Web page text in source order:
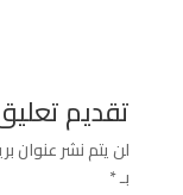
تقديم
لن يتم نشر عنوان
بـ*